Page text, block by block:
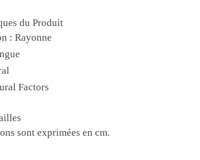
du Produit
: Rayonne
Factors
sont exprimées en cm.